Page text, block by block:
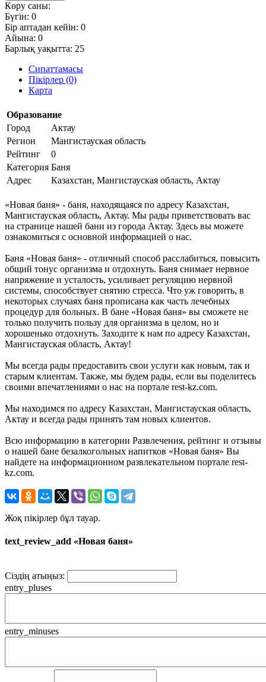
Көру саны:
Бүгін: 0
Бір аптадан кейін: 0
Айына: 0
Барлық уақытта: 25
Сипаттамасы
Пікірлер (0)
Карта
Образование
Город
Актау
Регион
Мангистауская область
Рейтинг
0
Категория Баня
Адрес
Казахстан, Мангистауская область, Актау
«Новая баня» - баня, находящаяся по адресу Казахстан,
Мангистауская область, Актау. Мы рады приветствовать вас
на странице нашей бани из города Актау. Здесь вы можете
ознакомиться с основной информацией о нас.
Баня «Новая баня» - отличный способ расслабиться, повысить
общий тонус организма и отдохнуть. Баня снимает нервное
напряжение и усталость, усиливает регуляцию нервной
системы, способствует снятию стресса. Что уж говорить, в
некоторых случаях баня прописана как часть лечебных
процедур для больных. В бане «Новая баня» вы сможете не
только получить пользу для организма в целом, но и
хорошенько отдохнуть. Заходите к нам по адресу Казахстан,
Мангистауская область, Актау!
Мы всегда рады предоставить свои услуги как новым, так и
старым клиентам. Также, мы будем рады, если вы поделитесь
своими впечатлениями о нас на портале rest-kz.com.
Мы находимся по адресу Казахстан, Мангистауская область,
Актау и всегда рады принять там новых клиентов.
Всю информацию в категории Развлечения, рейтинг и отзывы
о нашей бане безалкогольных напитков «Новая баня» Вы
найдете на информационном развлекательном портале rest-
kz.com.
Жоқ пікірлер бұл тауар.
text_review_add «Новая баня»
Сіздің атыңыз:
entry_pluses
entry_minuses